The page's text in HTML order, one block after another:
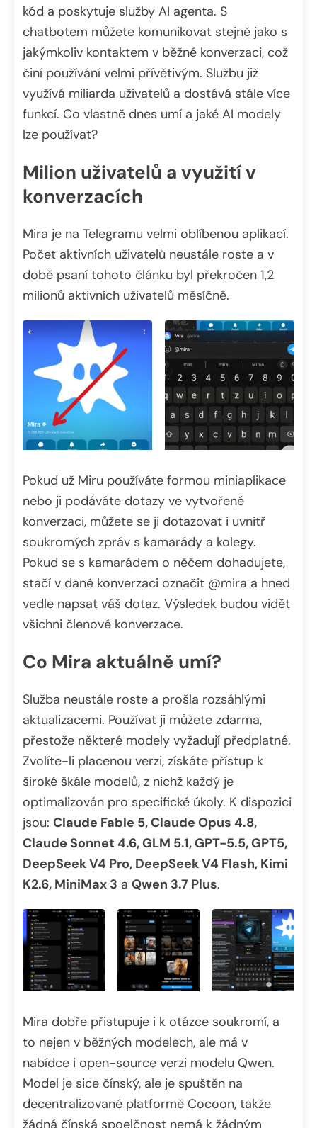
kód a poskytuje služby AI agenta. S
chatbotem můžete komunikovat stejně jako s
jakýmkoliv kontaktem v běžné konverzaci, což
činí používání velmi přívětivým. Službu již
využívá miliarda uživatelů a dostává stále více
funkcí. Co vlastně dnes umí a jaké AI modely
lze používat?
Milion uživatelů a využití v
konverzacích
Mira je na Telegramu velmi oblíbenou aplikací.
Počet aktivních uživatelů neustále roste a v
době psaní tohoto článku byl překročen 1,2
milionů aktivních uživatelů měsíčně.
Pokud už Miru používáte formou miniaplikace
nebo ji podáváte dotazy ve vytvořené
konverzaci, můžete se ji dotazovat i uvnitř
soukromých zpráv s kamarády a kolegy.
Pokud se s kamarádem o něčem dohadujete,
stačí v dané konverzaci označit @mira a hned
vedle napsat váš dotaz. Výsledek budou vidět
všichni členové konverzace.
Co Mira aktuálně umí?
Služba neustále roste a prošla rozsáhlými
aktualizacemi. Používat ji můžete zdarma,
přestože některé modely vyžadují předplatné.
Zvolíte-li placenou verzi, získáte přístup k
široké škále modelů, z nichž každý je
optimalizován pro specifické úkoly. K dispozici
jsou: Claude Fable 5, Claude Opus 4.8,
Claude Sonnet 4.6, GLM 5.1, GPT-5.5, GPT5,
DeepSeek V4 Pro, DeepSeek V4 Flash, Kimi
K2.6, MiniMax 3 a Qwen 3.7 Plus.
Mira dobře přistupuje i k otázce soukromí, a
to nejen v běžných modelech, ale má v
nabídce i open-source verzi modelu Qwen.
Model je sice čínský, ale je spuštěn na
decentralizované platformě Cocoon, takže
žádná čínská spoelčnost nemá k žádným